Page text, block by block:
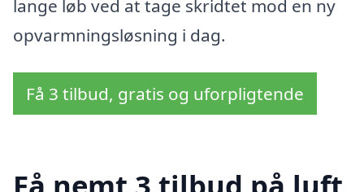
lange løb ved at tage skridtet mod en ny
opvarmningsløsning i dag.
Få 3 tilbud, gratis og uforpligtende